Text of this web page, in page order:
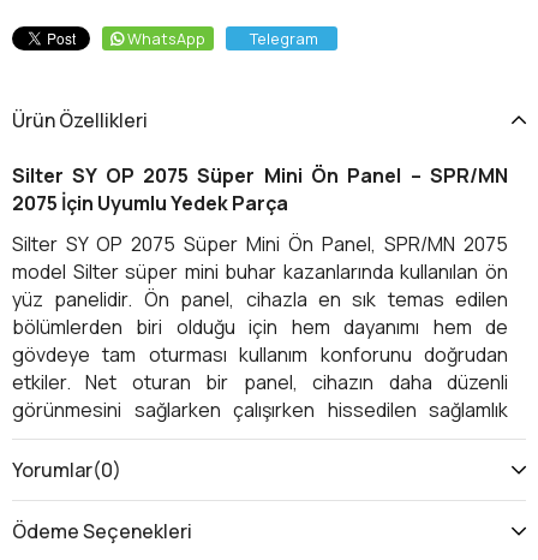
WhatsApp Telegram
Ürün Özellikleri
Silter SY OP 2075 Süper Mini Ön Panel – SPR/MN
2075 İçin Uyumlu Yedek Parça
Silter SY OP 2075 Süper Mini Ön Panel, SPR/MN 2075
model Silter süper mini buhar kazanlarında kullanılan ön
yüz panelidir. Ön panel, cihazla en sık temas edilen
bölümlerden biri olduğu için hem dayanımı hem de
gövdeye tam oturması kullanım konforunu doğrudan
etkiler. Net oturan bir panel, cihazın daha düzenli
görünmesini sağlarken çalışırken hissedilen sağlamlık
duygusunu da artırır.
Süper mini kazanlar, terzi atölyeleri ve kuru temizleme
işletmelerinde yoğun tempoda çalışır. Bu kullanım
yoğunluğu zamanla ön panelde çizik, gevşeme veya form
Yorumlar(0)
Ödeme Seçenekleri